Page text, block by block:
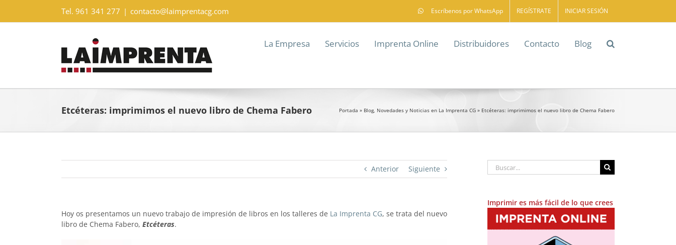
contenido
Tel. 961 341 277 | contacto@laimprentacg.com Escríbenos por WhatsApp REGÍSTRATE INICIAR SESIÓN
La Empresa Servicios Imprenta Online Distribuidores Contacto Blog
Etcéteras: imprimimos el nuevo libro de Chema Fabero Portada » Blog, Novedades y Noticias en La Imprenta CG » Etcéteras: imprimimos el nuevo libro de Chema Fabero
Anterior Siguiente
Hoy os presentamos un nuevo trabajo de impresión de libros en los talleres de La Imprenta CG, se trata del nuevo
libro de Chema Fabero, Etcéteras.
Buscar:
Imprimir es más fácil de lo que crees